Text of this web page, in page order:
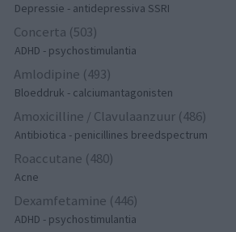
Depressie - antidepressiva SSRI
Concerta (503)
ADHD - psychostimulantia
Amlodipine (493)
Bloeddruk - calciumantagonisten
Amoxicilline / Clavulaanzuur (486)
Antibiotica - penicillines breedspectrum
Roaccutane (480)
Acne
Dexamfetamine (446)
ADHD - psychostimulantia